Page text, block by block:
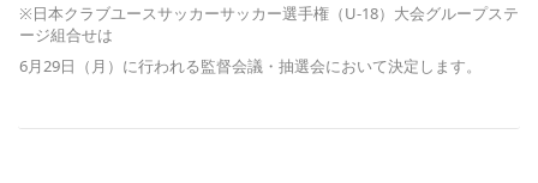
※日本クラブユースサッカーサッカー選手権（U-18）大会グループステ
ージ組合せは
6月29日（月）に行われる監督会議・抽選会において決定します。